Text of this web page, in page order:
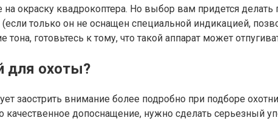
окраску квадрокоптера. Но выбор вам придется
только он не оснащен специальной индикацией,
готовьтесь к тому, что такой аппарат может
для охоты?
заострить внимание более подробно при подборе
качественное допоснащение, нужно сделать серьезный